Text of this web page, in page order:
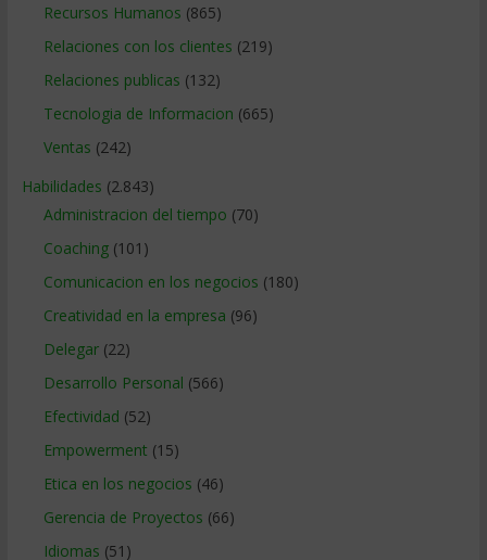
Recursos Humanos (865)
Relaciones con los clientes (219)
Relaciones publicas (132)
Tecnologia de Informacion (665)
Ventas (242)
Habilidades (2.843)
Administracion del tiempo (70)
Coaching(101)
Comunicacion en los negocios (180)
Creatividad en la empresa (96)
Delegar(22)
Desarrollo Personal (566)
Efectividad (52)
Empowerment (15)
Etica en los negocios (46)
Gerencia de Proyectos (66)
Idiomas (51)